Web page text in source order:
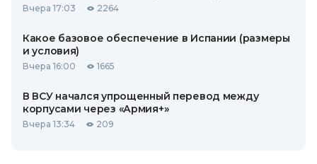
Вчера 17:03 2264
Какое базовое обеспечение в Испании (размеры
и условия)
Вчера 16:00 1665
В ВСУ начался упрощенный перевод между
корпусами через «Армия+»
Вчера 13:34 209